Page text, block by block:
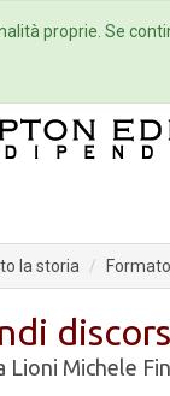
Eventi
la storia
Lioni Michele
proprie. Se